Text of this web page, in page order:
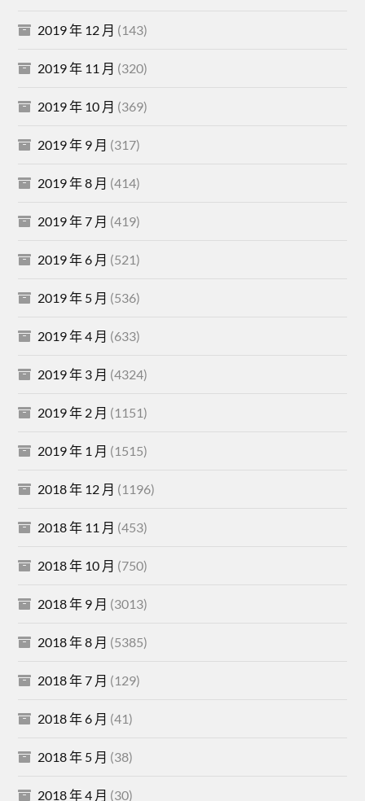
2019 年 12 月 (143)
2019 年 11 月 (320)
2019 年 10 月 (369)
2019 年 9 月 (317)
2019 年 8 月 (414)
2019 年 7 月 (419)
2019 年 6 月 (521)
2019 年 5 月 (536)
2019 年 4 月 (633)
2019 年 3 月 (4324)
2019 年 2 月 (1151)
2019 年 1 月 (1515)
2018 年 12 月 (1196)
2018 年 11 月 (453)
2018 年 10 月 (750)
2018 年 9 月 (3013)
2018 年 8 月 (5385)
2018 年 7 月 (129)
2018 年 6 月 (41)
2018 年 5 月 (38)
2018 年 4 月 (30)